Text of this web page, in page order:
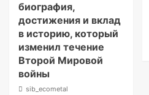
биография,
достижения и вклад
в историю, который
изменил течение
Второй Мировой
войны
sib_ecometal